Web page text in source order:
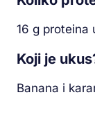
16 g proteina
Koji je
Banana i